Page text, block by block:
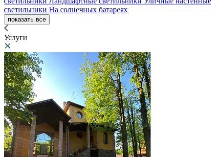
светильники На солнечных батареях
показать все
Услуги